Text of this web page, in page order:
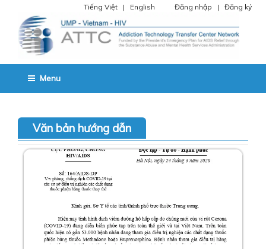
phần
dung
Tiếng Việt | English Đăng nhập | Đăng ký
TRUNG TÂM CHUYỂN GIAO
CÔNG NGHỆ ĐIỆU TRỊ NGHIỆN
HIV Miền Nam.
Menu
Văn bản hướng dẫn
trang